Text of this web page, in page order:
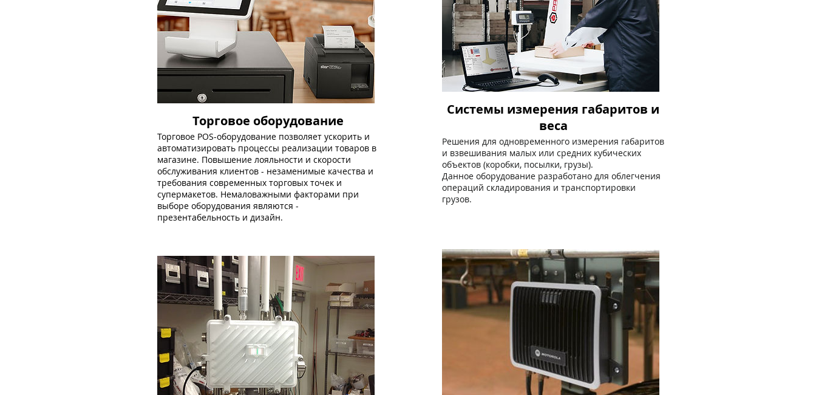
Торговое оборудование
Торговое POS-оборудование позволяет ускорить и
автоматизировать процессы реализации товаров в
магазине. Повышение лояльности и скорости
обслуживания клиентов - незаменимые качества и
требования современных торговых точек и
супермакетов. Немаловажными факторами при
выборе оборудования являются -
презентабельность и дизайн.
Системы измерения габаритов и
веса
Решения для одновременного измерения габаритов
и взвешивания малых или средних кубических
объектов (коробки, посылки, грузы).
Данное оборудование разработано для облегчения
операций складирования и транспортировки
грузов.